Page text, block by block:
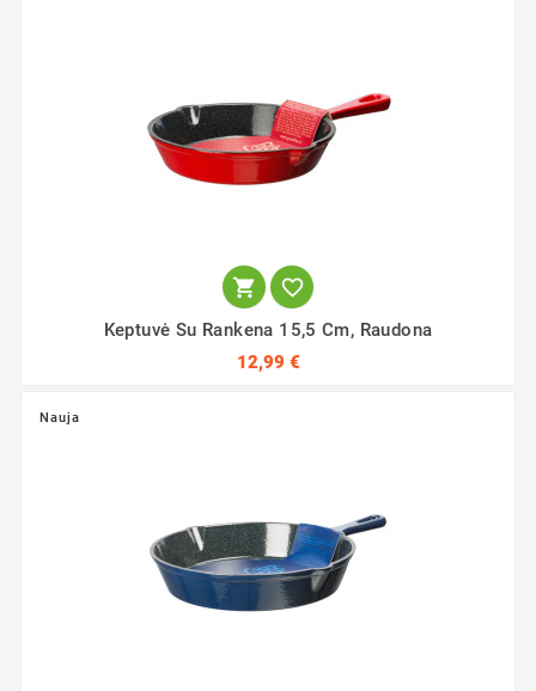
 
Keptuvė Su Rankena 15,5 Cm, Raudona
12,99 €
Nauja